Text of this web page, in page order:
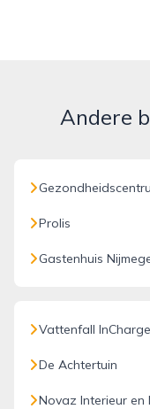
Andere
Prolis
Gastenhuis
Vattenfall InCharge
De Achtertuin
Novaz Interieur en